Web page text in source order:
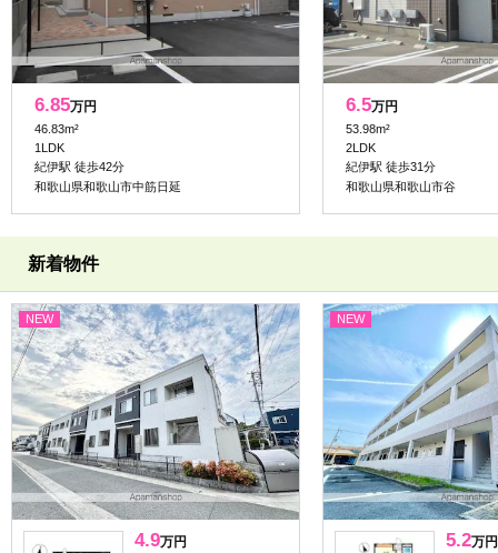
6.85万円
46.83m²
1LDK
紀伊駅 徒歩42分
和歌山県和歌山市中筋日延
6.5万円
53.98m²
2LDK
紀伊駅 徒歩31分
和歌山県和歌山市谷
新着物件
NEW
4.9万円
NEW
5.2万円